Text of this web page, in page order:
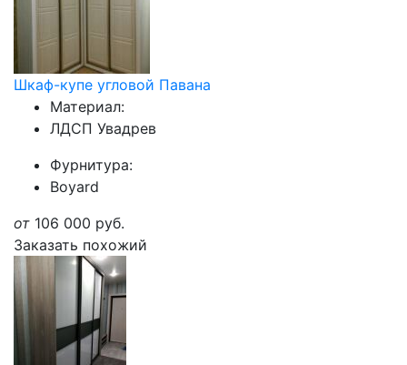
Шкаф-купе угловой Павана
Материал:
ЛДСП Увадрев
Фурнитура:
Boyard
от 106 000 руб.
Заказать похожий